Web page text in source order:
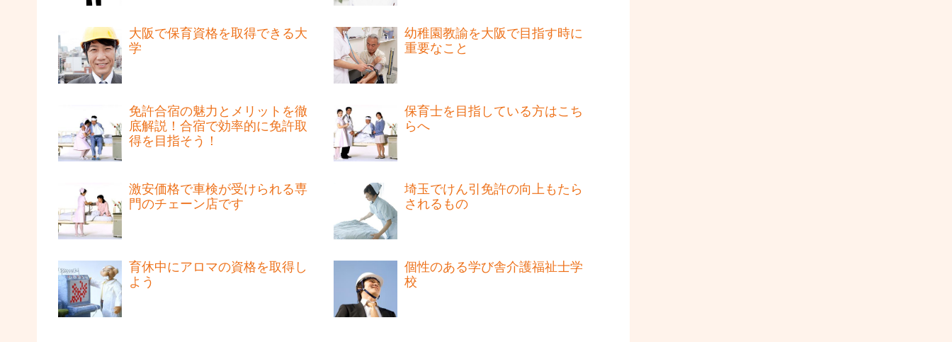
大阪で保育資格を取得できる大
学
幼稚園教諭を大阪で目指す時に
重要なこと
免許合宿の魅力とメリットを徹
底解説！合宿で効率的に免許取
得を目指そう！
保育士を目指している方はこち
らへ
激安価格で車検が受けられる専
門のチェーン店です
埼玉でけん引免許の向上もたら
されるもの
育休中にアロマの資格を取得し
よう
個性のある学び舎介護福祉士学
校